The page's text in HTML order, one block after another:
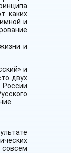
каких
и
и
и
двух
совсем